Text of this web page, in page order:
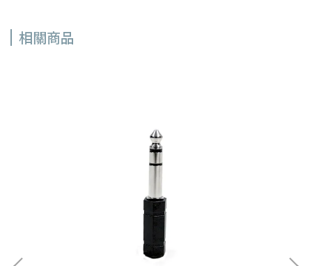
相關商品